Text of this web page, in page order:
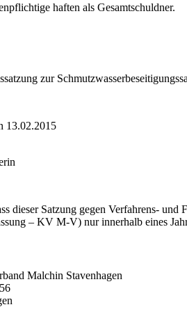
haften als Gesamtschuldner.
zur
13.02.2015
dieser Satzung gegen Verfahrens-
– KV M-V) nur innerhalb eines
Malchin Stavenhagen